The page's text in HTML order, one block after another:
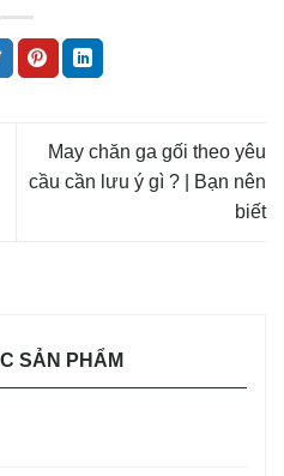
SẢN PHẨM
May chăn ga gối theo yêu
cầu cần lưu ý gì ? | Bạn nên
biết